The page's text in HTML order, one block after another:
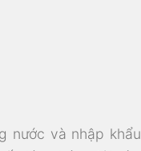
nước và nhập khẩu